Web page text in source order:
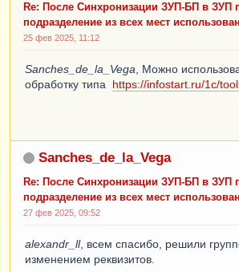
Re: После Синхронизации ЗУП-БП в ЗУП
подразделение из всех мест
25 фев 2025, 11:12
Sanches_de_la_Vega , Можно
обработку типа https://infostart.ru/1c/
Sanches_de_la_Vega
Re: После Синхронизации ЗУП-БП в ЗУП
подразделение из всех мест
27 фев 2025, 09:52
alexandr_ll, всем спасибо, решили
изменением реквизитов.